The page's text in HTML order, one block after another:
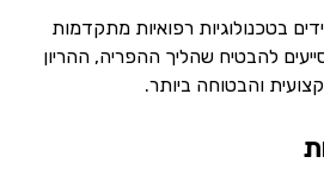
בטכנולוגיות רפואיות מתקדמות
להבטיח שהליך ההפריה, ההריון
והבטוחה ביותר.